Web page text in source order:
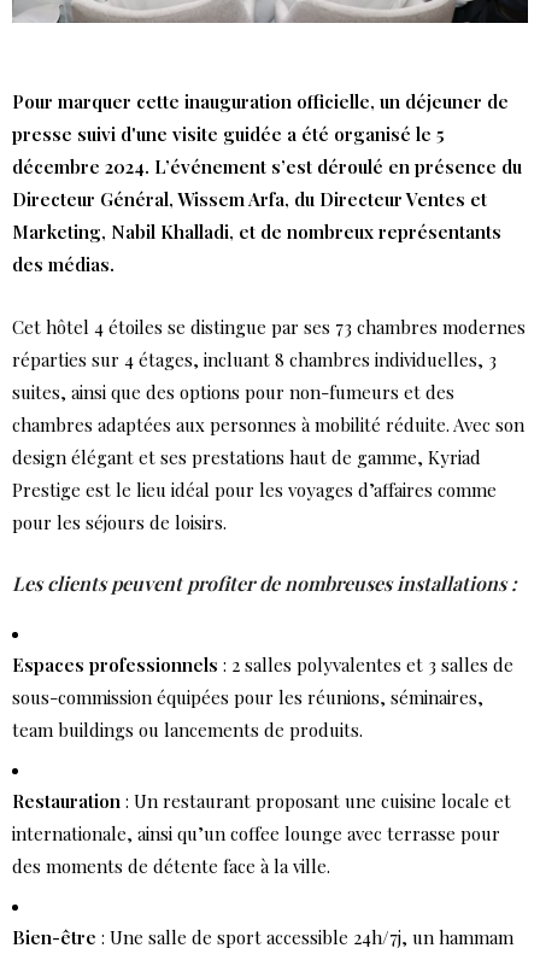
Pour marquer cette inauguration officielle, un déjeuner de
presse suivi d'une visite guidée a été organisé le 5
décembre 2024. L’événement s’est déroulé en présence du
Directeur Général, Wissem Arfa, du Directeur Ventes et
Marketing, Nabil Khalladi, et de nombreux représentants
des médias.
Cet hôtel 4 étoiles se distingue par ses 73 chambres modernes
réparties sur 4 étages, incluant 8 chambres individuelles, 3
suites, ainsi que des options pour non-fumeurs et des
chambres adaptées aux personnes à mobilité réduite. Avec son
design élégant et ses prestations haut de gamme, Kyriad
Prestige est le lieu idéal pour les voyages d’affaires comme
pour les séjours de loisirs.
Les clients peuvent profiter de nombreuses installations :
Espaces professionnels : 2 salles polyvalentes et 3 salles de
sous-commission équipées pour les réunions, séminaires,
team buildings ou lancements de produits.
Restauration : Un restaurant proposant une cuisine locale et
internationale, ainsi qu’un coffee lounge avec terrasse pour
des moments de détente face à la ville.
Bien-être : Une salle de sport accessible 24h/7j, un hammam